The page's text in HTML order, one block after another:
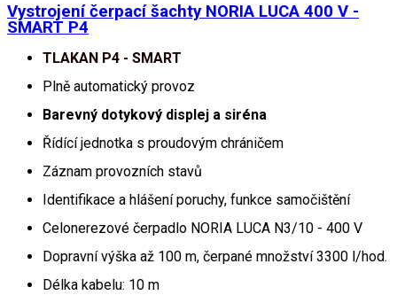
Vystrojení čerpací šachty NORIA LUCA 400 V -
SMART P4
TLAKAN P4 - SMART
Plně automatický provoz
Barevný dotykový displej a siréna
Řídící jednotka s proudovým chráničem
Záznam provozních stavů
Identifikace a hlášení poruchy, funkce samočištění
Celonerezové čerpadlo NORIA LUCA N3/10 - 400 V
Dopravní výška až 100 m, čerpané množství 3300 l/hod.
Délka kabelu: 10 m